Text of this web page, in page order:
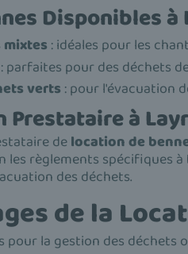
Disponibles à
mixtes : idéales pour les
: parfaites pour des déchets
verts : pour l'évacuation
Prestataire à
delocation de
les règlements spécifiques à
des déchets.
de la
pour la gestion des déchets